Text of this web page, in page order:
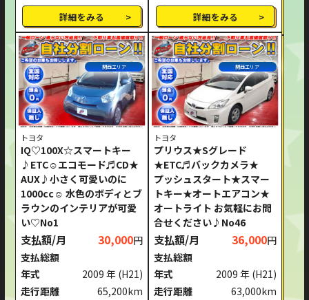
詳細をみる 詳細をみる
関西エリア
トヨタ
IQ♡100X☆スマートキー
♪ETC☺エコモード♬CD★
AUX♪小さく可愛いのに
1000cc☺ 水色のボディとブ
ラウンのインテリアが可愛
い♡No1
支払額/月 30,000円
支払総額
年式
2009 年 (H21)
走行距離
65,200km
関西エリア
トヨタ
プリウス★Sグレード
★ETC♬バックカメラ★
プッシュスタート★スマー
トキー★オートエアコン★
オートライト お気軽にお問
合せください♪No46
支払額/月 36,000円
支払総額
年式
2009 年 (H21)
走行距離
63,000km